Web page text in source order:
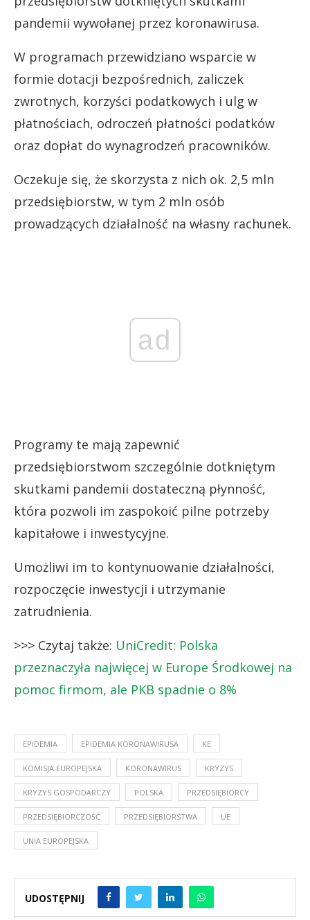
pandemii wywołanej przez koronawirusa.
W programach przewidziano wsparcie w
formie dotacji bezpośrednich, zaliczek
zwrotnych, korzyści podatkowych i ulg w
płatnościach, odroczeń płatności podatków
oraz dopłat do wynagrodzeń pracowników.
Oczekuje się, że skorzysta z nich ok. 2,5 mln
przedsiębiorstw, w tym 2 mln osób
prowadzących działalność na własny rachunek.
ad
Programy te mają zapewnić
przedsiębiorstwom szczególnie dotkniętym
skutkami pandemii dostateczną płynność,
która pozwoli im zaspokoić pilne potrzeby
kapitałowe i inwestycyjne.
Umożliwi im to kontynuowanie działalności,
rozpoczęcie inwestycji i utrzymanie
zatrudnienia.
>>> Czytaj także: UniCredit: Polska
przeznaczyła najwięcej w Europe Środkowej na
pomoc firmom, ale PKB spadnie o 8%
EPIDEMIA EPIDEMIA KORONAWIRUSA KE
KOMISJA EUROPEJSKA KORONAWIRUS KRYZYS
KRYZYS GOSPODARCZY POLSKA PRZEDSIĘBIORCY
PRZEDSIĘBIORCZOŚĆ PRZEDSIĘBIORSTWA UE
UNIA EUROPEJSKA
UDOSTĘPNIJ